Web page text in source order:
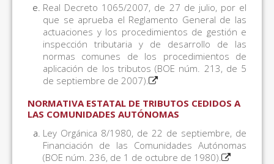
Real Decreto 1065/2007, de 27 de julio, por el
que se aprueba el Reglamento General de las
actuaciones y los procedimientos de gestión e
inspección tributaria y de desarrollo de las
normas comunes de los procedimientos de
aplicación de los tributos (BOE núm. 213, de 5
de septiembre de 2007).
NORMATIVA ESTATAL DE TRIBUTOS CEDIDOS A
LAS COMUNIDADES AUTÓNOMAS
Ley Orgánica 8/1980, de 22 de septiembre, de
Financiación de las Comunidades Autónomas
(BOE núm. 236, de 1 de octubre de 1980).